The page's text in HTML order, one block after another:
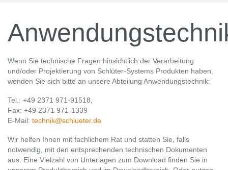
Wenn Sie technische Fragen hinsichtlich der Verarbeitung
und/oder Projektierung von Schlüter-Systems Produkten haben,
wenden Sie sich bitte an unsere Abteilung Anwendungstechnik:
Tel.: +49 2371 971-91518,
Fax: +49 2371 971-1339
E-Mail: technik@schlueter.de
Wir helfen Ihnen mit fachlichem Rat und statten Sie, falls
notwendig, mit den entsprechenden technischen Dokumenten
aus. Eine Vielzahl von Unterlagen zum Download finden Sie in